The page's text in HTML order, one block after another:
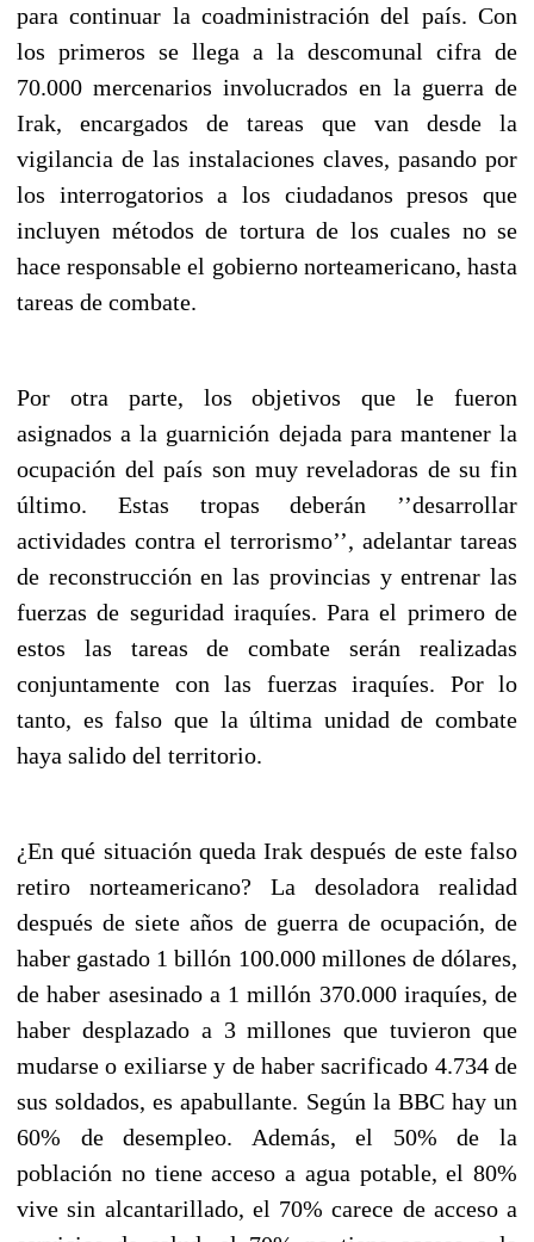
para continuar la coadministración del país. Con
los primeros se llega a la descomunal cifra de
70.000 mercenarios involucrados en la guerra de
Irak, encargados de tareas que van desde la
vigilancia de las instalaciones claves, pasando por
los interrogatorios a los ciudadanos presos que
incluyen métodos de tortura de los cuales no se
hace responsable el gobierno norteamericano, hasta
tareas de combate.
Por otra parte, los objetivos que le fueron
asignados a la guarnición dejada para mantener la
ocupación del país son muy reveladoras de su fin
último. Estas tropas deberán ’’desarrollar
actividades contra el terrorismo’’, adelantar tareas
de reconstrucción en las provincias y entrenar las
fuerzas de seguridad iraquíes. Para el primero de
estos las tareas de combate serán realizadas
conjuntamente con las fuerzas iraquíes. Por lo
tanto, es falso que la última unidad de combate
haya salido del territorio.
¿En qué situación queda Irak después de este falso
retiro norteamericano? La desoladora realidad
después de siete años de guerra de ocupación, de
haber gastado 1 billón 100.000 millones de dólares,
de haber asesinado a 1 millón 370.000 iraquíes, de
haber desplazado a 3 millones que tuvieron que
mudarse o exiliarse y de haber sacrificado 4.734 de
sus soldados, es apabullante. Según la BBC hay un
60% de desempleo. Además, el 50% de la
población no tiene acceso a agua potable, el 80%
vive sin alcantarillado, el 70% carece de acceso a